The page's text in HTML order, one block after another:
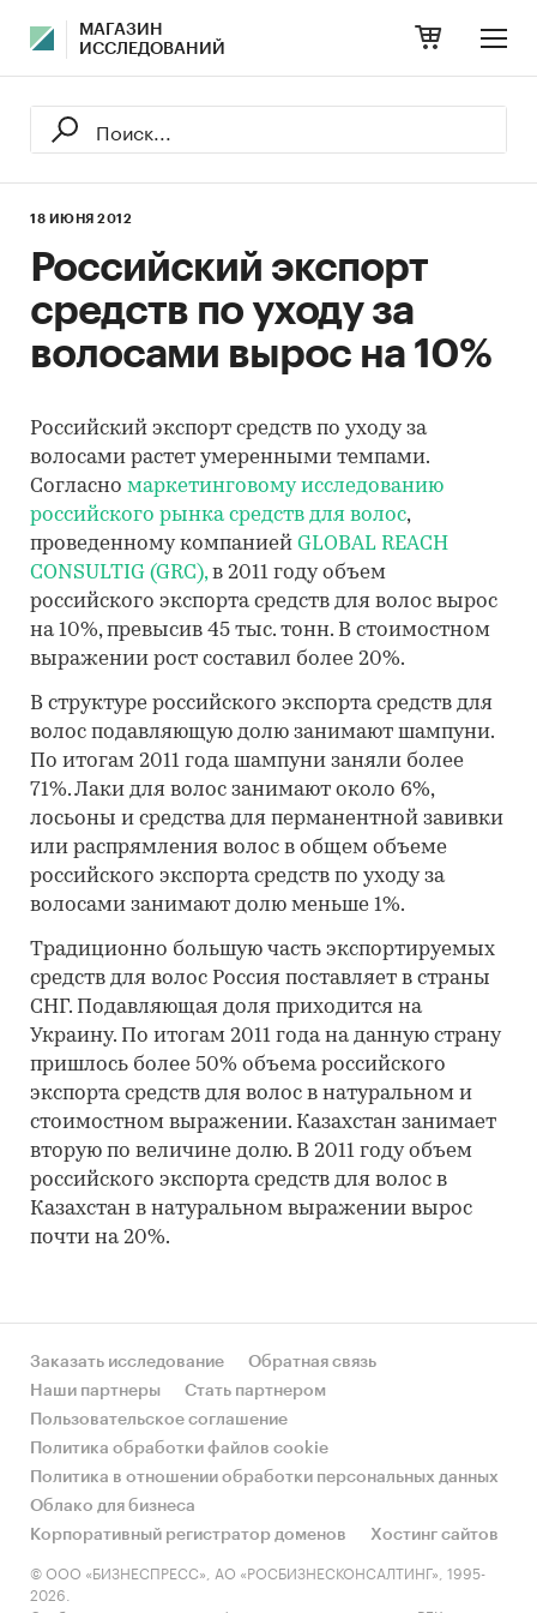
МАГАЗИН
ИССЛЕДОВАНИЙ
18 ИЮНЯ 2012
Российский экспорт
средств по уходу за
волосами вырос на 10%
Российский экспорт средств по уходу за
волосами растет умеренными темпами.
Согласно маркетинговому исследованию
российского рынка средств для волос,
проведенному компанией GLOBAL REACH
CONSULTIG (GRC),в 2011 году объем
российского экспорта средств для волос вырос
на 10%, превысив 45 тыс. тонн. В стоимостном
выражении рост составил более 20%.
В структуре российского экспорта средств для
волос подавляющую долю занимают шампуни.
По итогам 2011 года шампуни заняли более
71%. Лаки для волос занимают около 6%,
лосьоны и средства для перманентной завивки
или распрямления волос в общем объеме
российского экспорта средств по уходу за
волосами занимают долю меньше 1%.
Традиционно большую часть экспортируемых
средств для волос Россия поставляет в страны
СНГ. Подавляющая доля приходится на
Украину. По итогам 2011 года на данную страну
пришлось более 50% объема российского
экспорта средств для волос в натуральном и
стоимостном выражении. Казахстан занимает
вторую по величине долю. В 2011 году объем
российского экспорта средств для волос в
Казахстан в натуральном выражении вырос
почти на 20%.
Заказать исследование
Обратная связь
Наши партнеры
Стать партнером
Пользовательское соглашение
Политика обработки файлов cookie
Политика в отношении обработки персональных данных
Облако для бизнеса
Корпоративный регистратор доменов
Хостинг сайтов
© ООО «БИЗНЕСПРЕСС», АО «РОСБИЗНЕСКОНСАЛТИНГ», 1995-
2026.